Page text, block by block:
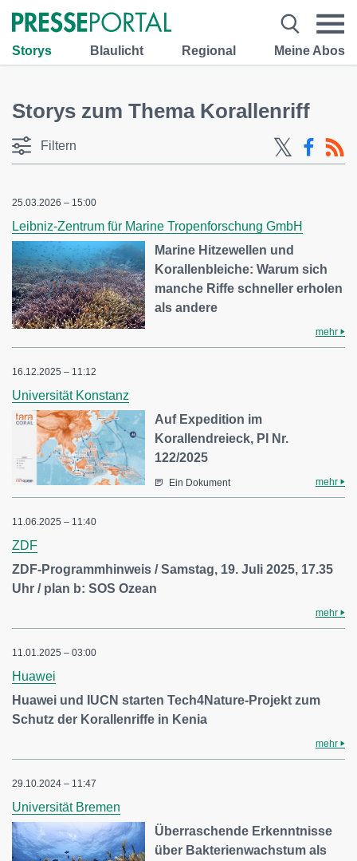
Storys Blaulicht Regional Meine Abos
Storys zum Thema Korallenriff
Filtern
25.03.2026 – 15:00
Leibniz-Zentrum für Marine Tropenforschung GmbH
Marine Hitzewellen und
Korallenbleiche: Warum sich
manche Riffe schneller erholen
als andere
mehr
16.12.2025 – 11:12
Universität Konstanz
Auf Expedition im
Korallendreieck, PI Nr.
122/2025
Ein Dokument mehr
11.06.2025 – 11:40
ZDF
ZDF-Programmhinweis / Samstag, 19. Juli 2025, 17.35
Uhr / plan b: SOS Ozean
mehr
11.01.2025 – 03:00
Huawei
Huawei und IUCN starten Tech4Nature-Projekt zum
Schutz der Korallenriffe in Kenia
mehr
29.10.2024 – 11:47
Universität Bremen
Überraschende Erkenntnisse
über Bakterienwachstum als